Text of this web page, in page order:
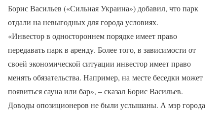
Борис Васильев («Сильная Украина») добавил, что парк
отдали на невыгодных для города условиях.
«Инвестор в одностороннем порядке имеет право
передавать парк в аренду. Более того, в зависимости от
своей экономической ситуации инвестор имеет право
менять обязательства. Например, на месте беседки может
появиться сауна или бар», – сказал Борис Васильев.
Доводы опозиционеров не были услышаны. А мэр города